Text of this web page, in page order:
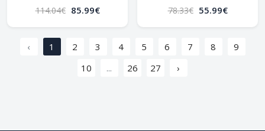
114.04€ 85.99€ 78.33€ 55.99€
‹ 1 2 3 4 5 6 7 8
9
10
... 26 27 ›